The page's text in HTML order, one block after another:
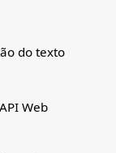
do texto
Web